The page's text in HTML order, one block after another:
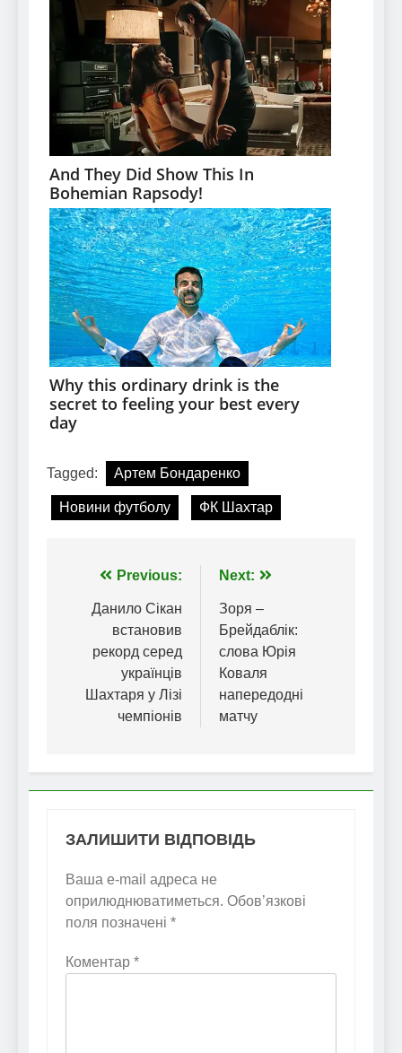
Tagged: Артем Бондаренко
Новини футболу ФК Шахтар
Навігація
записів
Previous:
Данило Сікан
встановив
рекорд серед
українців
Шахтаря у Лізі
чемпіонів
Next:
Зоря –
Брейдаблік:
слова Юрія
Коваля
напередодні
матчу
ЗАЛИШИТИ ВІДПОВІДЬ
Ваша e-mail адреса не
оприлюднюватиметься. Обов’язкові
поля позначені *
Коментар *